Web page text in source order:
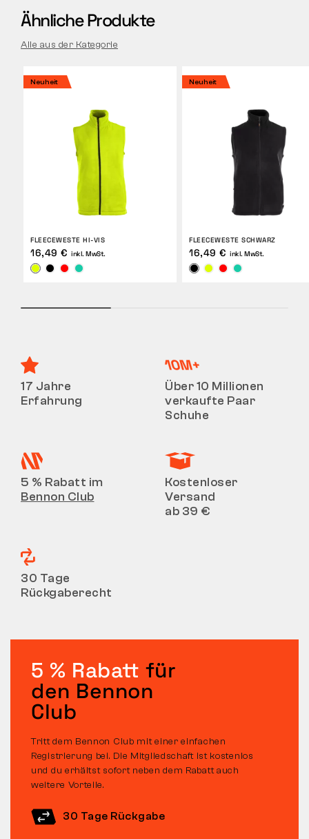
Ähnliche Produkte
Alle aus der Kategorie
Neuheit
FLEECEWESTE HI-VIS
16,49 € inkl. MwSt.
Neuheit
FLEECEWESTE SCHWARZ
16,49 € inkl. MwSt.
17 Jahre
Erfahrung
Über 10 Millionen
verkaufte Paar
Schuhe
5 % Rabatt im
Bennon Club
Kostenloser
Versand
ab 39 €
30 Tage
Rückgaberecht
5 % Rabatt für
den Bennon
Club
Tritt dem Bennon Club mit einer einfachen
Registrierung bei. Die Mitgliedschaft ist kostenlos
und du erhältst sofort neben dem Rabatt auch
weitere Vorteile.
30 Tage Rückgabe